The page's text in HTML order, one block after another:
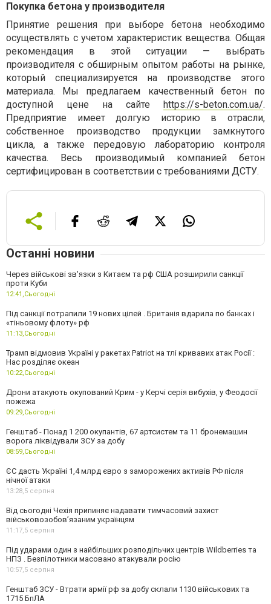
Покупка бетона у производителя
Принятие решения при выборе бетона необходимо
осуществлять с учетом характеристик вещества. Общая
рекомендация в этой ситуации — выбрать
производителя с обширным опытом работы на рынке,
который специализируется на производстве этого
материала. Мы предлагаем качественный бетон по
доступной цене на сайте
https://s-beton.com.ua/.
Предприятие имеет долгую историю в отрасли,
собственное производство продукции замкнутого
цикла, а также передовую лабораторию контроля
качества. Весь производимый компанией бетон
сертифицирован в соответствии с требованиями ДСТУ.
Останні новини
Через військові зв'язки з Китаєм та рф США розширили санкції
проти Куби
12:41,Сьогодні
Під санкції потрапили 19 нових цілей . Британія вдарила по банках і
«тіньовому флоту» рф
11:13,Сьогодні
Трамп відмовив Україні у ракетах Patriot на тлі кривавих атак Росії :
Нас розділяє океан
10:22,Сьогодні
Дрони атакують окупований Крим - у Керчі серія вибухів, у Феодосії
пожежа
09:29,Сьогодні
Генштаб - Понад 1 200 окупантів, 67 артсистем та 11 бронемашин
ворога ліквідували ЗСУ за добу
08:59,Сьогодні
ЄС дасть Україні 1,4 млрд євро з заморожених активів РФ після
нічної атаки
13:28,5 серпня
Від сьогодні Чехія припиняє надавати тимчасовий захист
військовозобов’язаним українцям
11:17,5 серпня
Під ударами один з найбільших розподільчих центрів Wildberries та
НПЗ . Безпілотники масовано атакували росію
10:57,5 серпня
Генштаб ЗСУ - Втрати армії рф за добу склали 1130 військових та
1715 БпЛА